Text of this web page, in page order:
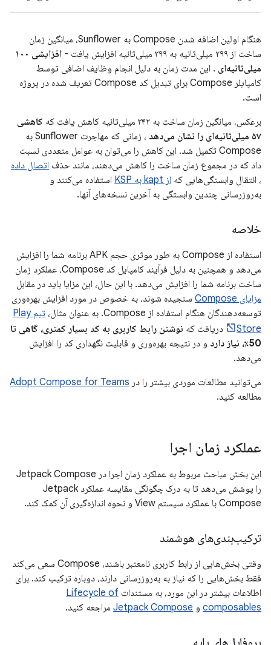
هنگام اولین اضافه شدن Compose به Sunflower، میانگین زمان
ساخت از ۲۹۹ میلی‌ثانیه به ۳۹۹ میلی‌ثانیه افزایش یافت -
افزایشی ۱۰۰
میلی‌ثانیه‌ای . این مدت زمان به دلیل انجام وظایف اضافی توسط
کامپایلر Compose برای تبدیل کد Compose تعریف شده در پروژه
است.
برعکس، میانگین زمان ساخت به ۳۴۲ میلی‌ثانیه کاهش یافت که
کاهشی
۵۷ میلی‌ثانیه‌ای را نشان می‌دهد
، زمانی که مهاجرت Sunflower به
Compose تکمیل شد. این کاهش را می‌توان به عوامل متعددی نسبت
داد که در مجموع زمان ساخت را کاهش می‌دهند، مانند حذف اتصال داده
، انتقال وابستگی‌هایی که از kapt به KSP
استفاده می‌کنند و
به‌روزرسانی چندین وابستگی به آخرین نسخه‌های آنها.
خلاصه
استفاده از Compose به طور موثری حجم APK برنامه شما را افزایش
می‌دهد و همچنین به دلیل فرآیند کامپایل کد Compose، عملکرد زمان
ساخت برنامه شما را افزایش می‌دهد. با این حال، این مزایا باید در مقابل
مزایای Compose
سنجیده شوند، به خصوص در مورد افزایش بهره‌وری
توسعه‌دهندگان هنگام استفاده از Compose. به عنوان مثال،
تیم Play
Store
دریافت که نوشتن رابط کاربری به کد بسیار کمتری، گاهی تا
50٪، نیاز دارد
و در نتیجه بهره‌وری و قابلیت نگهداری کد را افزایش
می‌دهد.
می‌توانید مطالعات موردی بیشتر را در Adopt Compose for Teams
مطالعه کنید.
عملکرد زمان اجرا
این بخش مباحث مربوط به عملکرد زمان اجرا در Jetpack Compose
را پوشش می‌دهد تا به درک چگونگی مقایسه عملکرد Jetpack
Compose با عملکرد سیستم View و نحوه اندازه‌گیری آن کمک کند.
ترکیب‌بندی‌های هوشمند
وقتی بخش‌هایی از رابط کاربری نامعتبر باشند، Compose سعی می‌کند
فقط بخش‌هایی را که نیاز به به‌روزرسانی دارند، دوباره ترکیب کند. برای
اطلاعات بیشتر در این مورد، به مستندات Lifecycle of
composables و Jetpack Compose مراجعه کنید.